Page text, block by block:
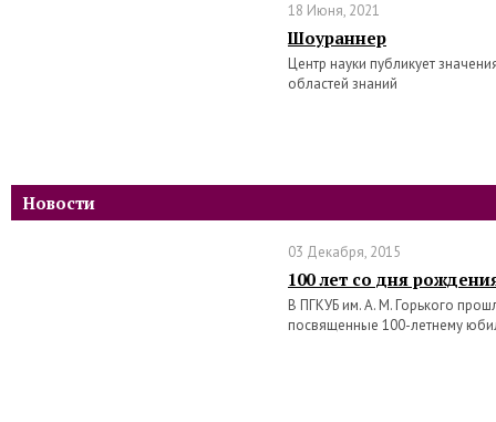
18 Июня, 2021
Шоураннер
Центр науки публикует
областей знаний
Новости
03 Декабря, 2015
100 лет со дня
В ПГКУБ им. А. М. Горького
посвященные 100-летнему